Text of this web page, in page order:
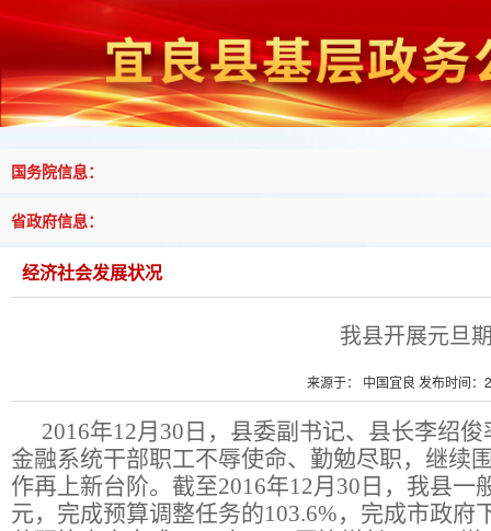
国务院信息：
省政府信息：
经济社会发展状况
我县开展元旦
来源于： 中国宜良 发布时间
2016年12月 30 日 ，县委副书记、县长李绍
金融系统干部职工不辱使命、勤勉尽职，继续
作再上新台阶。截至2016年12月 30 日 ，我县一
元，完成预算调整任务的103.6%，完成市政府